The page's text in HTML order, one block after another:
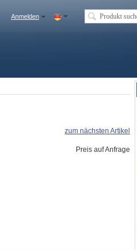
Anmelden
zum nächsten Artikel
Preis auf Anfrage